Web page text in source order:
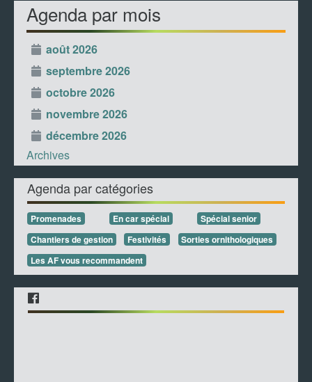
Agenda par mois
août 2026
septembre 2026
octobre 2026
novembre 2026
décembre 2026
Archives
Agenda par catégories
Promenades En car spécial
Spécial senior
Chantiers de gestion
Festivités
Sorties ornithologiques
Les AF vous recommandent